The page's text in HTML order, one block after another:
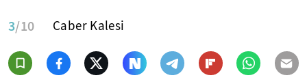
3/10 Caber Kalesi